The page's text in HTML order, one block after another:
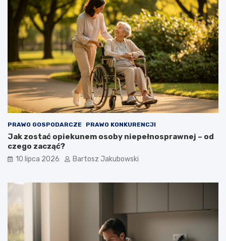
PRAWO GOSPODARCZE PRAWO KONKURENCJI
Jak zostać opiekunem osoby niepełnosprawnej – od
czego zacząć?
10 lipca 2026 Bartosz Jakubowski